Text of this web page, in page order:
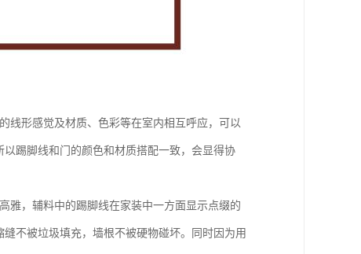
线形感觉及材质、色彩等在室内相互呼应，可以
踢脚线和门的颜色和材质搭配一致，会显得协
雅，辅料中的踢脚线在家装中一方面显示点缀的
不被垃圾填充，墙根不被硬物碰坏。同时因为用